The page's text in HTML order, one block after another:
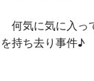
何気に気に入っ
を持ち去り事件♪